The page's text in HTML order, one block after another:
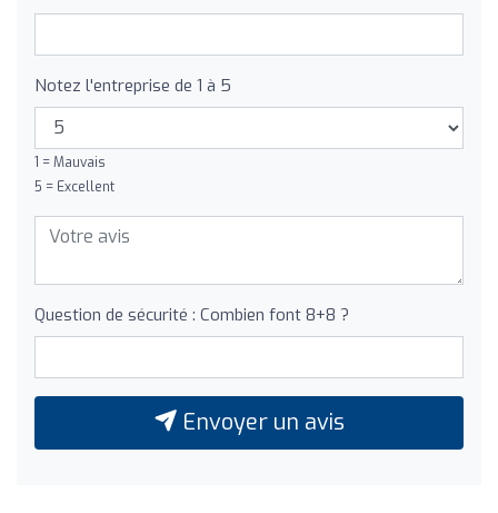
Notez l'entreprise de 1 à 5
1 = Mauvais
5 = Excellent
Question de sécurité : Combien font 8+8 ?
Envoyer un avis